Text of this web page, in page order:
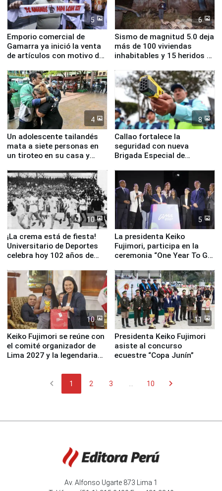
5
Emporio comercial de
Gamarra ya inició la venta
de artículos con motivo de
6
Sismo de magnitud 5.0 deja
más de 100 viviendas
inhabitables y 15 heridos en
4
Un adolescente tailandés
mata a siete personas en
un tiroteo en su casa y
8
Callao fortalece la
seguridad con nueva
Brigada Especial de
equipamiento para
Serenazgo
10
¡La crema está de fiesta!
Universitario de Deportes
celebra hoy 102 años de
5
La presidenta Keiko
Fujimori, participa en la
ceremonia “One Year To Go
10
Keiko Fujimori se reúne con
el comité organizador de
Lima 2027 y la legendaria
11
Presidenta Keiko Fujimori
asiste al concurso
ecuestre “Copa Junín”
chevron_left 1 2 3 10 chevron_right
Av. Alfonso Ugarte 873 Lima 1